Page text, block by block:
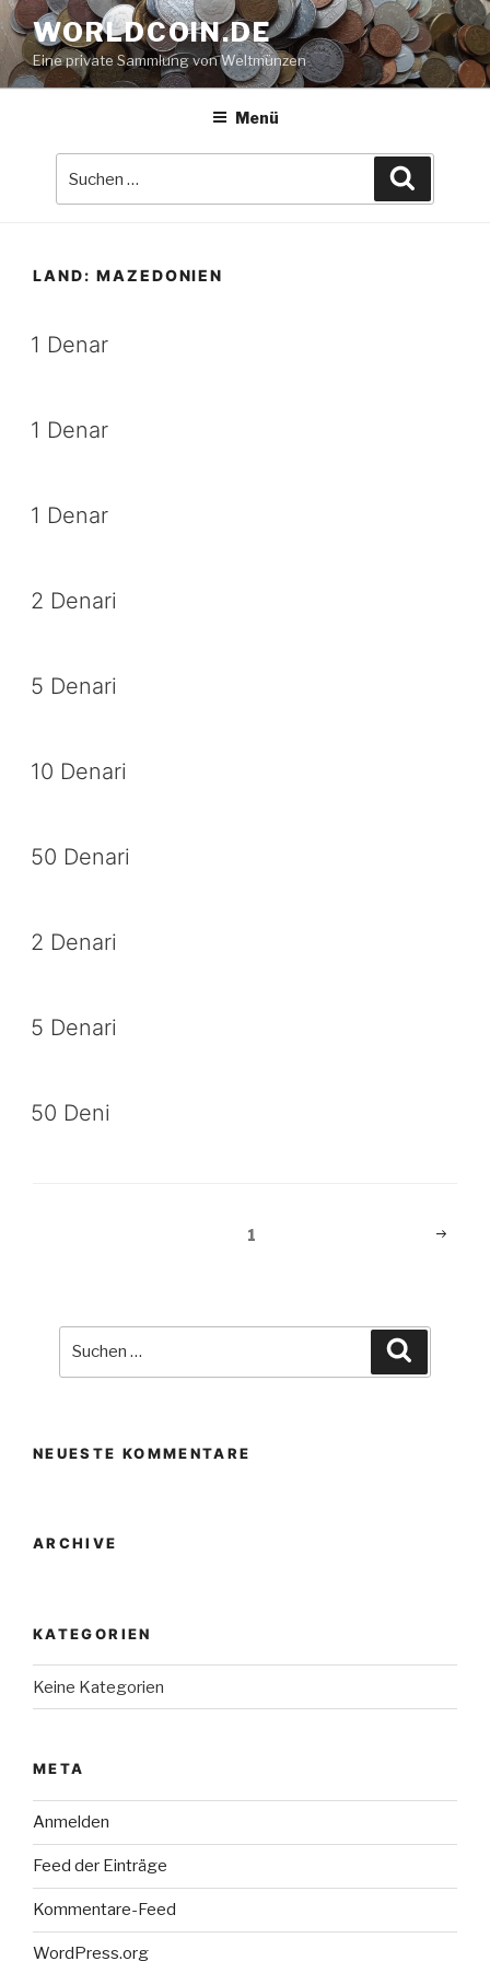
Zum
Inhalt
springen
WORLDCOIN.DE
Eine private Sammlung von Weltmünzen
Menü
LAND: MAZEDONIEN
1 Denar
1 Denar
1 Denar
2 Denari
5 Denari
10 Denari
50 Denari
2 Denari
5 Denari
50 Deni
1
NEUESTE KOMMENTARE
ARCHIVE
KATEGORIEN
Keine Kategorien
META
Anmelden
Feed der Einträge
Kommentare-Feed
WordPress.org